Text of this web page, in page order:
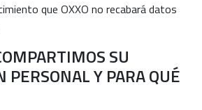
que OXXO no recabará datos
SU
PERSONAL Y PARA QUÉ